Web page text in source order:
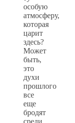
особую
атмосферу,
которая
царит
здесь?
Может
быть,
это
духи
прошлого
все
еще
бродят